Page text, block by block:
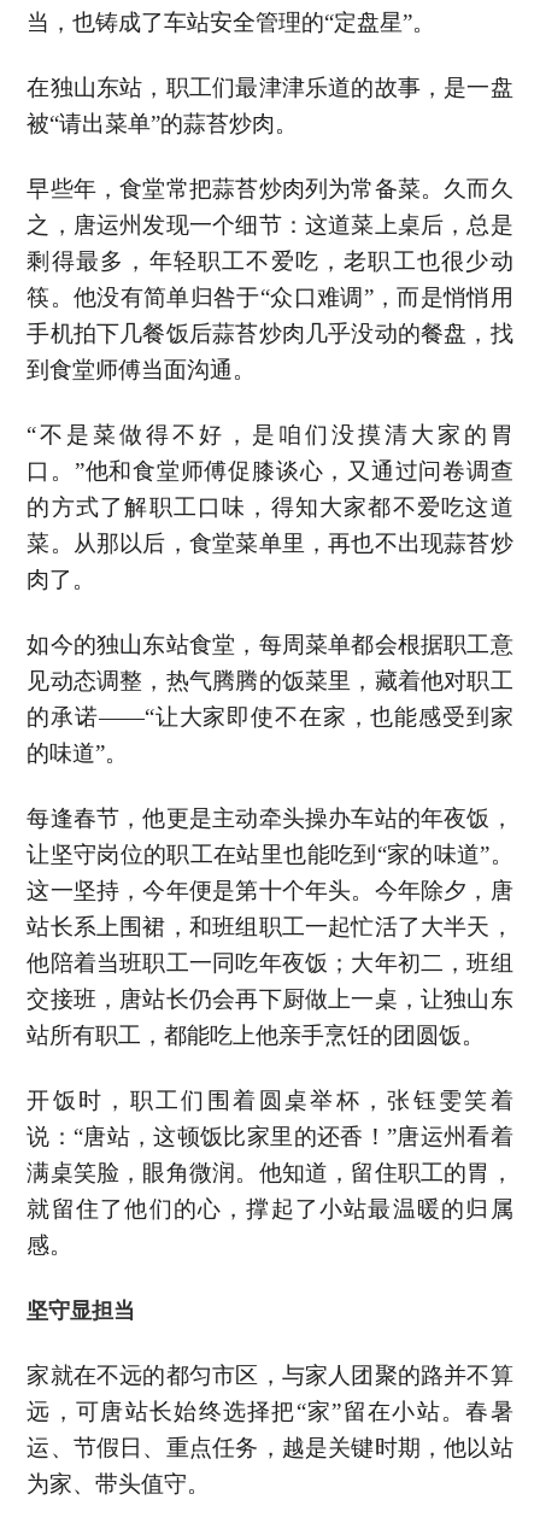
当，也铸成了车站安全管理的“定盘星”。
在独山东站，职工们最津津乐道的故事，是一盘
被“请出菜单”的蒜苔炒肉。
早些年，食堂常把蒜苔炒肉列为常备菜。久而久
之，唐运州发现一个细节：这道菜上桌后，总是
剩得最多，年轻职工不爱吃，老职工也很少动
筷。他没有简单归咎于“众口难调”，而是悄悄用
手机拍下几餐饭后蒜苔炒肉几乎没动的餐盘，找
到食堂师傅当面沟通。
“不是菜做得不好，是咱们没摸清大家的胃
口。”他和食堂师傅促膝谈心，又通过问卷调查
的方式了解职工口味，得知大家都不爱吃这道
菜。从那以后，食堂菜单里，再也不出现蒜苔炒
肉了。
如今的独山东站食堂，每周菜单都会根据职工意
见动态调整，热气腾腾的饭菜里，藏着他对职工
的承诺——“让大家即使不在家，也能感受到家
的味道”。
每逢春节，他更是主动牵头操办车站的年夜饭，
让坚守岗位的职工在站里也能吃到“家的味道”。
这一坚持，今年便是第十个年头。今年除夕，唐
站长系上围裙，和班组职工一起忙活了大半天，
他陪着当班职工一同吃年夜饭；大年初二，班组
交接班，唐站长仍会再下厨做上一桌，让独山东
站所有职工，都能吃上他亲手烹饪的团圆饭。
开饭时，职工们围着圆桌举杯，张钰雯笑着
说：“唐站，这顿饭比家里的还香！”唐运州看着
满桌笑脸，眼角微润。他知道，留住职工的胃，
就留住了他们的心，撑起了小站最温暖的归属
感。
坚守显担当
家就在不远的都匀市区，与家人团聚的路并不算
远，可唐站长始终选择把“家”留在小站。春暑
运、节假日、重点任务，越是关键时期，他以站
为家、带头值守。